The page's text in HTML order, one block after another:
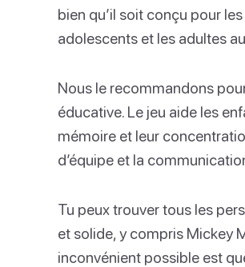
bien qu’il soit conçu pour
adolescents et les adultes
Nous le recommandons
éducative. Le jeu aide les
mémoire et leur
d’équipe et la
Tu peux trouver tous les
et solide, y compris Mickey
inconvénient possible est